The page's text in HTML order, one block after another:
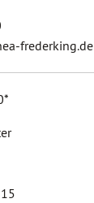
frederking.de